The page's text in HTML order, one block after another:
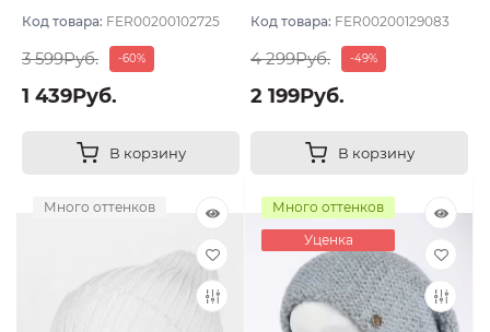
Код товара: FER00200102725
3 599Руб. -60%
1 439Руб.
В корзину
Код товара: FER00200129083
4 299Руб. -49%
2 199Руб.
В корзину
Много оттенков
Много оттенков
Уценка